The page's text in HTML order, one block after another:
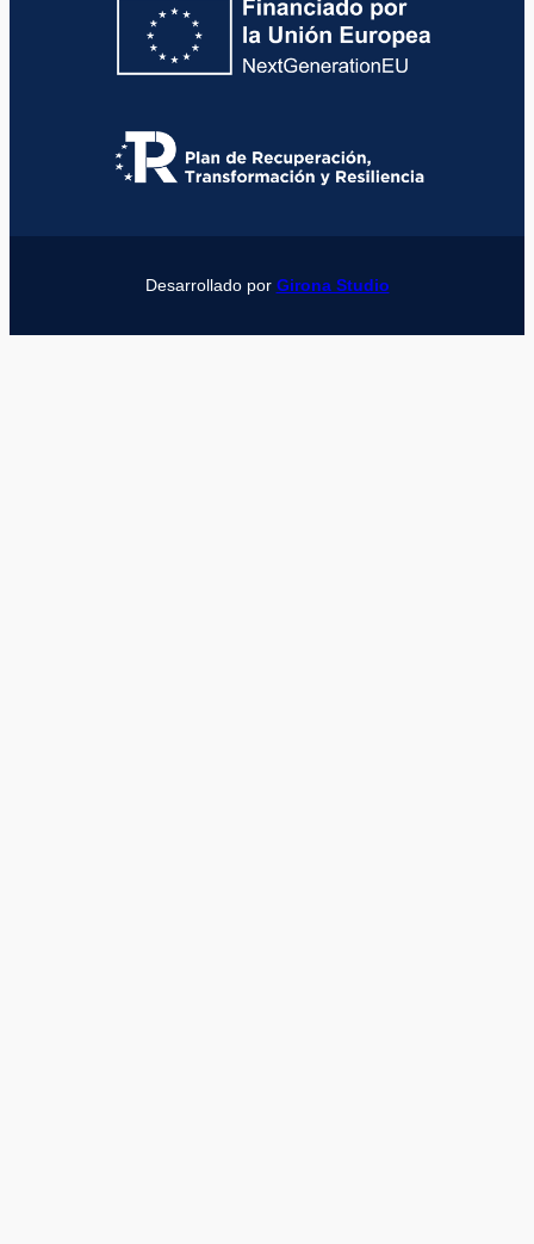
Desarrollado por Girona Studio